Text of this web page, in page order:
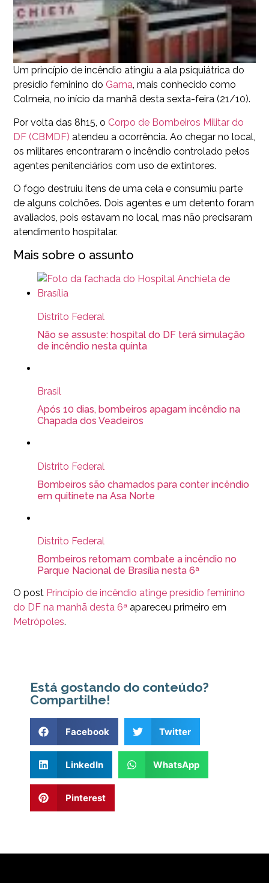
Um princípio de incêndio atingiu a ala psiquiátrica do
presídio feminino do Gama, mais conhecido como
Colmeia, no início da manhã desta sexta-feira (21/10).
Por volta das 8h15, o Corpo de Bombeiros Militar do
DF (CBMDF) atendeu a ocorrência. Ao chegar no local,
os militares encontraram o incêndio controlado pelos
agentes penitenciários com uso de extintores.
O fogo destruiu itens de uma cela e consumiu parte
de alguns colchões. Dois agentes e um detento foram
avaliados, pois estavam no local, mas não precisaram
atendimento hospitalar.
Mais sobre o assunto
Distrito Federal
Não se assuste: hospital do DF terá simulação
de incêndio nesta quinta
Brasil
Após 10 dias, bombeiros apagam incêndio na
Chapada dos Veadeiros
Distrito Federal
Bombeiros são chamados para conter incêndio
em quitinete na Asa Norte
Distrito Federal
Bombeiros retomam combate a incêndio no
Parque Nacional de Brasília nesta 6ª
O post Princípio de incêndio atinge presídio feminino
do DF na manhã desta 6ª apareceu primeiro em
Metrópoles.
Está gostando do conteúdo?
Compartilhe!
Facebook Twitter
LinkedIn WhatsApp
Pinterest